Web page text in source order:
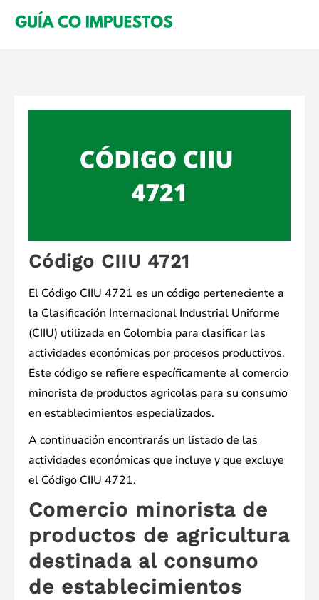
Código CIIU 4721
El Código CIIU 4721 es un código perteneciente a
la Clasificación Internacional Industrial Uniforme
(CIIU) utilizada en Colombia para clasificar las
actividades económicas por procesos productivos.
Este código se refiere específicamente al comercio
minorista de productos agricolas para su consumo
en establecimientos especializados.
A continuación encontrarás un listado de las
actividades económicas que incluye y que excluye
el Código CIIU 4721.
Comercio minorista de
productos de agricultura
destinada al consumo
de establecimientos